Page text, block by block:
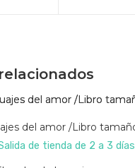
del amor /Libro
de tienda de 2 a 3